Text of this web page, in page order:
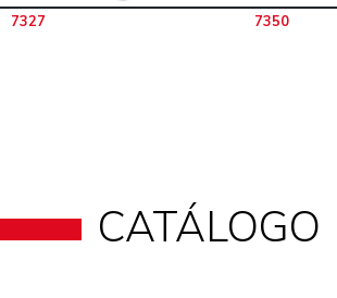
7327 7350
CATÁLOGO